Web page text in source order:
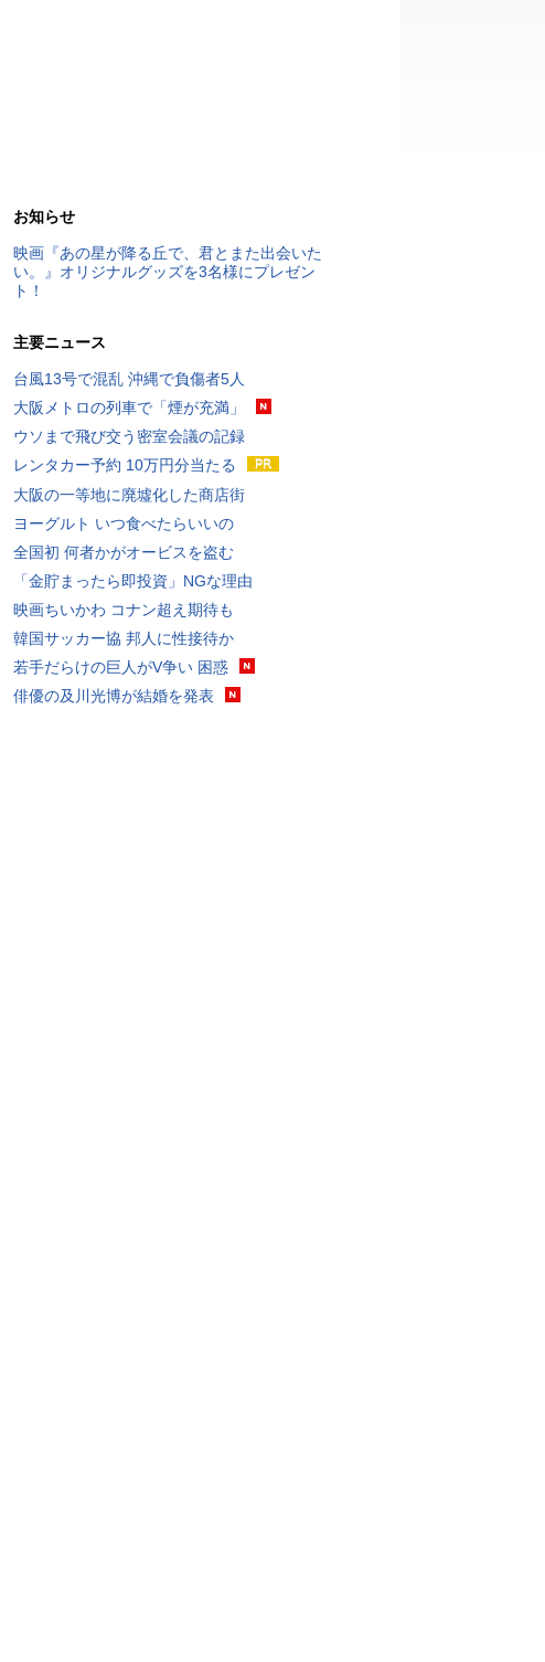
お知らせ
映画『あの星が降る丘で、君とまた出会いた
い。』オリジナルグッズを3名様にプレゼン
ト！
主要ニュース
台風13号で混乱 沖縄で負傷者5人
大阪メトロの列車で「煙が充満」
ウソまで飛び交う密室会議の記録
レンタカー予約 10万円分当たる
大阪の一等地に廃墟化した商店街
ヨーグルト いつ食べたらいいの
全国初 何者かがオービスを盗む
「金貯まったら即投資」NGな理由
映画ちいかわ コナン超え期待も
韓国サッカー協 邦人に性接待か
若手だらけの巨人がV争い 困惑
俳優の及川光博が結婚を発表